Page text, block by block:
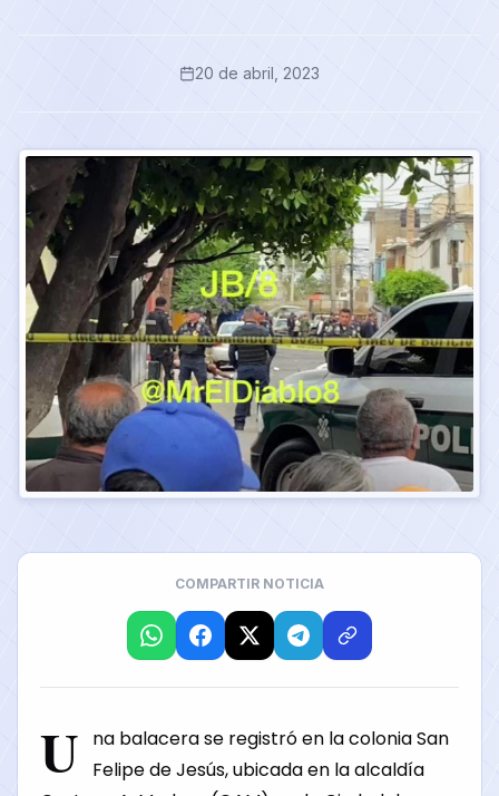
20 de abril, 2023
COMPARTIR NOTICIA
U
na balacera se registró en la colonia San
Felipe de Jesús, ubicada en la alcaldía